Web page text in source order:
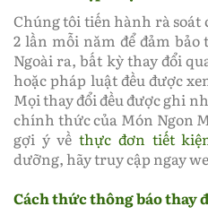
Chúng tôi tiến hành rà
2 lần mỗi năm để đảm
Ngoài ra, bất kỳ thay đổi
hoặc pháp luật đều được
Mọi thay đổi đều được ghi
chính thức của Món Ngon
gợi ý vềthực đơn tiết
dưỡng, hãy truy cập ngay
Cách thức thông báo thay